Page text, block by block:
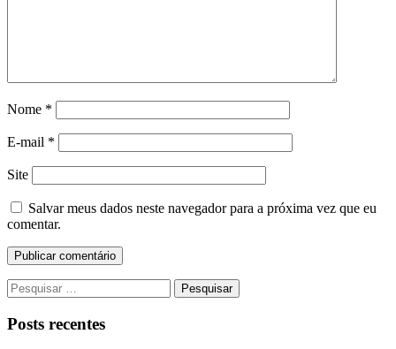
Nome *
E-mail *
Site
Salvar meus dados neste navegador para a próxima vez que eu
comentar.
Pesquisar
por:
Posts recentes